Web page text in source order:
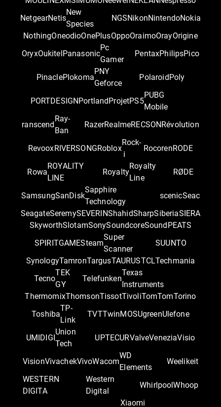
NetgearNetis
New
Species
NGSNikonNintendoNokia
NothingOneodioOnePlusOppoOraimoOrayOrigine
OryxOukitel Panasonic
Pc
Gamer
PentaxPhilipsPico
PinaclePlokoma
PNY
Geforce
Polaroid Poly
PORTDESIGN Portland ProjetPS5
PUBG
Mobile
ranscend
Ray-
Ban
RazerRealmeRECSON Révolution
RevooxRIVERSONGRoblox
Rock-
i
RocorenRODE
Rowa
ROYALITY
LINE
Royalty
Royalty
Line
RØDE
SamsungSanDisk
Sapphire
Technology
scenicSeac
SeagateSeremySEVERINShahidSharpSiberiaSIERA
SkyworthSlotamSonySoundcoreSoundPEATS
SPIRITGAMESteam
Super
Scanner
SUUNTO
SynologyTamronTargusTAURUSTCLTechmania
Tecno
TEK
GY
Telefunken
Texas
Instruments
ThermomixThomsonTissotTivoliTomTomTorino
Toshiba
TP-
Link
TVTTwinMOSUgreenUlefone
UMIDIGI
Union
Tech
UPTECURValveVeneziaVisio
VisionVivachekVivoWacom
WD
Elements
Weelikeit
WESTERN
DIGITA
Western
Digital
WhirlpoolWhoop
Xiaomi